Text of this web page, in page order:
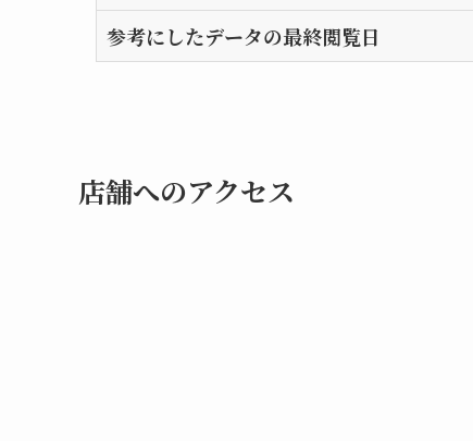
参考にしたデータの最終閲覧日
店舗へのアクセス